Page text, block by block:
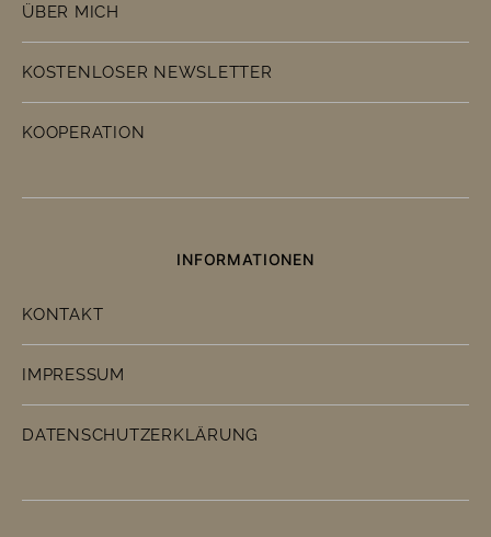
ÜBER MICH
KOSTENLOSER NEWSLETTER
KOOPERATION
INFORMATIONEN
KONTAKT
IMPRESSUM
DATENSCHUTZERKLÄRUNG